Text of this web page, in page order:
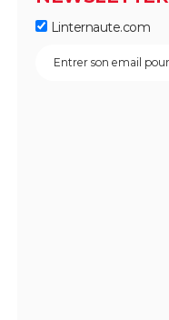
Linternaute.com